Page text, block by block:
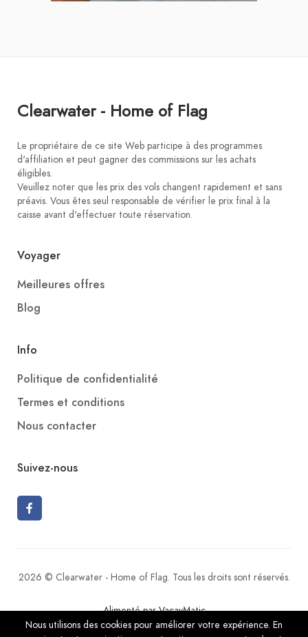
Clearwater - Home of Flag
Le propriétaire de ce site Web participe à des programmes
d'affiliation et peut gagner des commissions sur les achats
éligibles.
Veuillez noter que les prix des vols changent rapidement et sans
préavis. Vous êtes seul responsable de vérifier le prix final à la
caisse avant d'effectuer toute réservation.
Voyager
Meilleures offres
Blog
Info
Politique de confidentialité
Termes et conditions
Nous contacter
Suivez-nous
2026 © Clearwater - Home of Flag. Tous les droits sont réservés.
Alimenté par VacayMatic
Nous utilisons des cookies pour améliorer votre expérience. En